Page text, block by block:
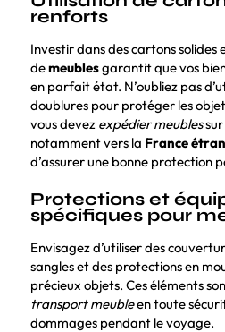
renforts
Investir dans des cartons
demeublesgarantit que vos
en parfait état. N’oubliez pas
doublures pour protéger les
vous devez expédier meublessur
notamment vers la France
d’assurer une bonne protection
Protections et
spécifiques pour
Envisagez d’utiliser des
sangles et des protections en
précieux objets. Ces éléments
transport meubleen toute
dommages pendant le voyage.